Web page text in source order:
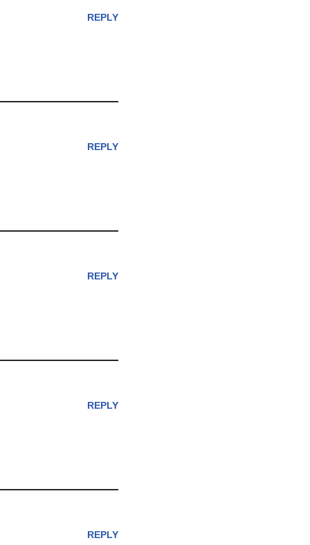
REPLY
REPLY
REPLY
REPLY
REPLY